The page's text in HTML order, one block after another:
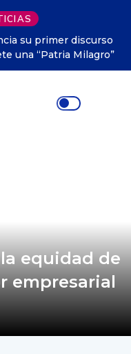
Colombia tendrá
equidad de
empresarial